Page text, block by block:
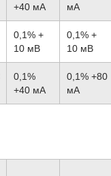
+40 мА
мА
0,1% +
10 мВ
0,1% +
10 мВ
0,1%
+40 мА
0,1% +80
мА